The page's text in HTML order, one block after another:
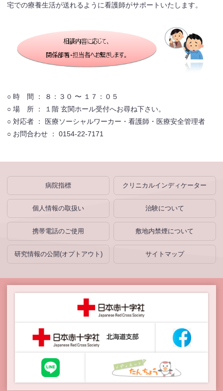
宅での療養生活が送れるように看護師がサポートいたします。
○ 時 間 ： ８：３０ 〜 １７：０５
○ 場 所 ： １階 玄関ホール受付へお尋ね下さい。
○ 対応者 ： 医療ソーシャルワーカー・看護師・医療安全管理者
○ お問合わせ ： 0154-22-7171
病院指標 クリニカルインディケーター
個人情報の取扱い 治験について
携帯電話のご使用 敷地内禁煙について
研究情報の公開(オプトアウト) サイトマップ